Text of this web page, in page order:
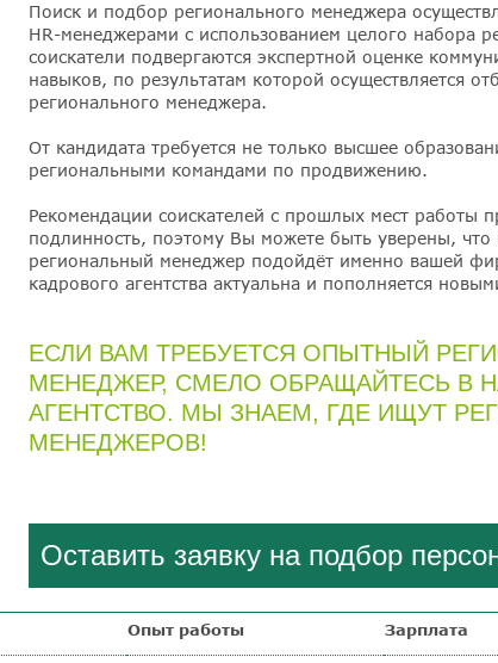
Поиск и подбор регионального менеджера
HR-менеджерами с использованием целого набора
соискатели подвергаются экспертной оценке
навыков, по результатам которой осуществляется
регионального менеджера.
От кандидата требуется не только высшее
региональными командами по продвижению.
Рекомендации соискателей с прошлых мест работы
подлинность, поэтому Вы можете быть уверены,
региональный менеджер подойдёт именно вашей
кадрового агентства актуальна и пополняется
ЕСЛИ ВАМ ТРЕБУЕТСЯ ОПЫТНЫЙ
МЕНЕДЖЕР, СМЕЛО ОБРАЩАЙТЕСЬ В
АГЕНТСТВО. МЫ ЗНАЕМ, ГДЕ ИЩУТ
МЕНЕДЖЕРОВ!
Оставить заявку на подбор
Опыт работы Зарплата